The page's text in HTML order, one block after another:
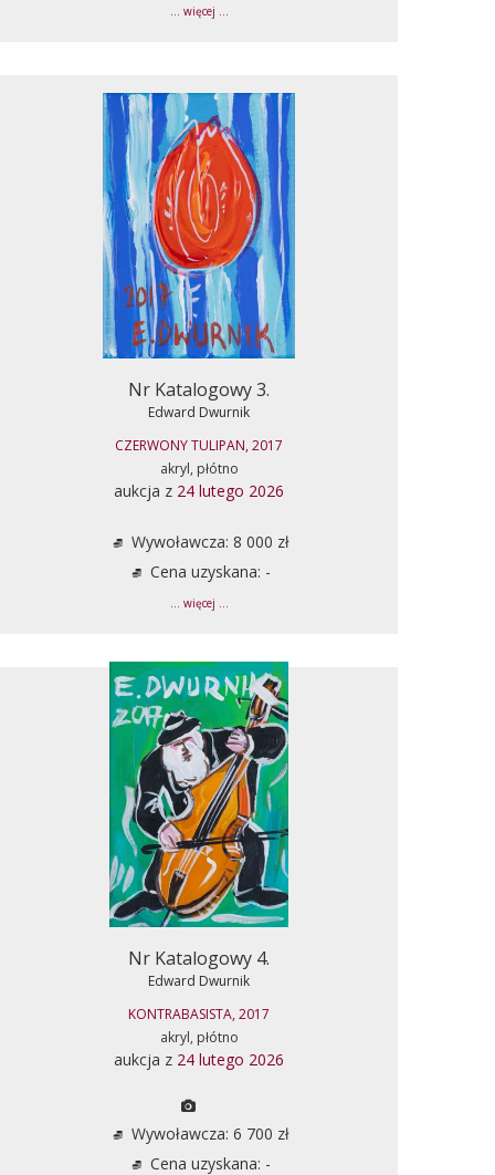
... więcej ...
Nr Katalogowy 3.
Edward Dwurnik
CZERWONY TULIPAN, 2017
akryl, płótno
aukcja z 24 lutego 2026
Wywoławcza: 8 000 zł
Cena uzyskana: -
... więcej ...
Nr Katalogowy 4.
Edward Dwurnik
KONTRABASISTA, 2017
akryl, płótno
aukcja z 24 lutego 2026
Wywoławcza: 6 700 zł
Cena uzyskana: -